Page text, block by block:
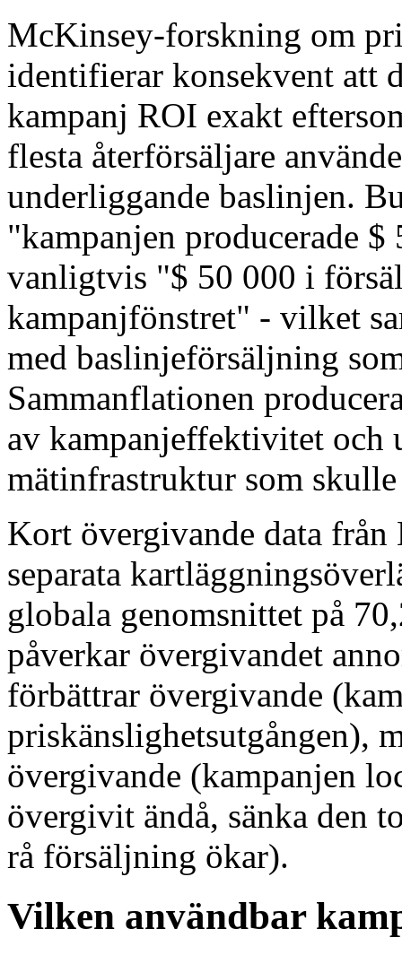
McKinsey-forskning om
identifierar konsekvent att
kampanj ROI exakt
flesta återförsäljare
underliggande baslinjen.
"kampanjen producerade
vanligtvis "$ 50 000 i
kampanjfönstret" - vilket
med baslinjeförsäljning
Sammanflationen
av kampanjeffektivitet och
mätinfrastruktur som
Kort övergivande data från
separata
globala genomsnittet på
påverkar övergivandet
förbättrar övergivande
priskänslighetsutgången),
övergivande (kampanjen
övergivit ändå, sänka den
rå försäljning ökar).
Vilken användbar